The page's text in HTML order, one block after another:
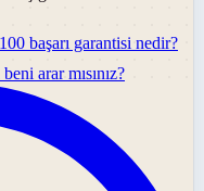
başarı garantisi nedir?
arar mısınız?